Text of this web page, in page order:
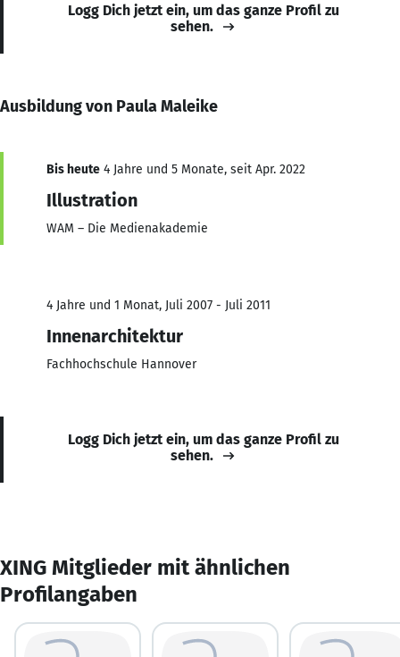
Logg Dich jetzt ein, um das ganze Profil zu
sehen.
Ausbildung von Paula Maleike
Bis heute 4 Jahre und 5 Monate, seit Apr. 2022
Illustration
WAM – Die Medienakademie
4 Jahre und 1 Monat, Juli 2007 - Juli 2011
Innenarchitektur
Fachhochschule Hannover
Logg Dich jetzt ein, um das ganze Profil zu
sehen.
XING Mitglieder mit ähnlichen
Profilangaben